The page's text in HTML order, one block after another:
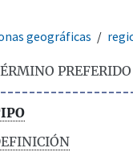
geográficas
PREFERIDO